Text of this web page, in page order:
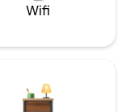
Wifi